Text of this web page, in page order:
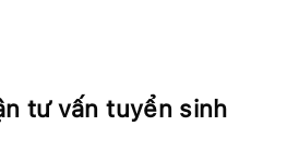
tư vấn tuyển sinh